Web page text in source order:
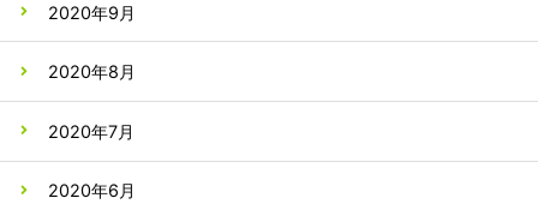
2020年9月
2020年8月
2020年7月
2020年6月